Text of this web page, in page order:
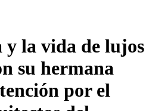
y la vida de lujos
su hermana
por el